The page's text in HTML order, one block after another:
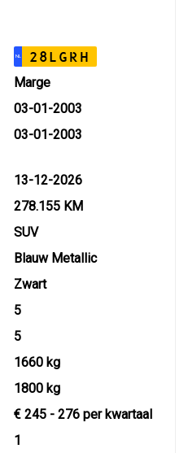
NL 28LGRH
Marge
03-01-2003
03-01-2003
13-12-2026
278.155 KM
SUV
Blauw Metallic
Zwart
5
5
1660 kg
1800 kg
€ 245 - 276 per kwartaal
1